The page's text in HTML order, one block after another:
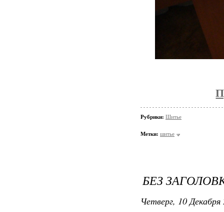
Рубрики: Шитье
Метки: шитье
БЕЗ
Четверг, 10